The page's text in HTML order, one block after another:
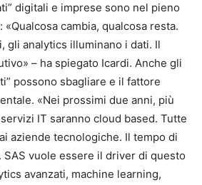
digitali e imprese sono nel pieno
cambia, qualcosa resta.
gli analytics illuminano i dati. Il
– ha spiegato Icardi. Anche gli
possono sbagliare e il fattore
«Nei prossimi due anni, più
IT saranno cloud based. Tutte
aziende tecnologiche. Il tempo di
SAS vuole essere il driver di questo
avanzati, machine learning,